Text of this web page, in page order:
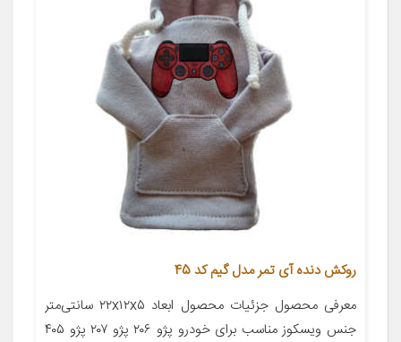
روکش دنده آی تمر مدل گیم کد 45
معرفی محصول جزئیات محصول ابعاد ۲۲x۱۲x۵ سانتی‌متر
جنس ویسکوز مناسب برای خودرو پژو ۲۰۶ پژو ۲۰۷ پژو ۴۰۵